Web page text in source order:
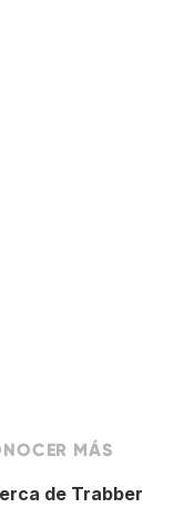
MÁS
de Trabber